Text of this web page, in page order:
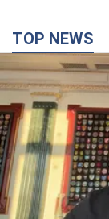
"Защита
санкциях
Видео
Европейские
проекту
9 часов назад